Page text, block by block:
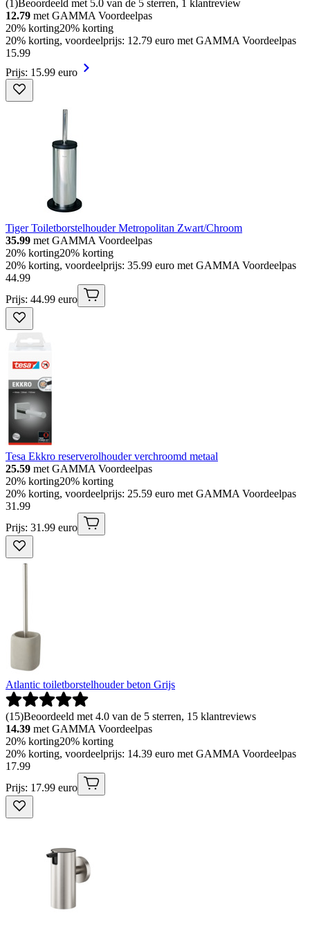
(1 )Beoordeeld met 5.0 van de 5 sterren, 1 klantreview
12.79 met GAMMA Voordeelpas
20% korting20% korting
20% korting, voordeelprijs: 12.79 euro met GAMMA Voordeelpas
15.99
Prijs: 15.99 euro
Tiger Toiletborstelhouder Metropolitan Zwart/Chroom
35.99 met GAMMA Voordeelpas
20% korting20% korting
20% korting, voordeelprijs: 35.99 euro met GAMMA Voordeelpas
44.99
Prijs: 44.99 euro
Tesa Ekkro reserverolhouder verchroomd metaal
25.59 met GAMMA Voordeelpas
20% korting20% korting
20% korting, voordeelprijs: 25.59 euro met GAMMA Voordeelpas
31 .99
Prijs: 31.99 euro
Atlantic toiletborstelhouder beton Grijs
(15)Beoordeeld met 4.0 van de 5 sterren, 15 klantreviews
14.39 met GAMMA Voordeelpas
20% korting20% korting
20% korting, voordeelprijs: 14.39 euro met GAMMA Voordeelpas
17.99
Prijs: 17.99 euro